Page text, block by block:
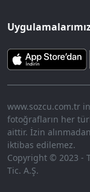
www.sozcu.com.tr
fotoğrafların her
aittir. İzin
iktibas edilemez.
Copyright © 2023 -
Tic. A.Ş.